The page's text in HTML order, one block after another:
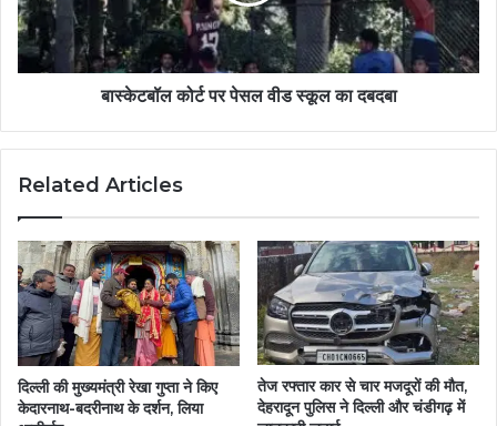
बास्केटबॉल कोर्ट पर पेसल वीड स्कूल का दबदबा
Related Articles
दिल्ली की मुख्यमंत्री रेखा गुप्ता ने किए
केदारनाथ-बदरीनाथ के दर्शन, लिया
तेज रफ्तार कार से चार मजदूरों की मौत,
देहरादून पुलिस ने दिल्ली और चंडीगढ़ में